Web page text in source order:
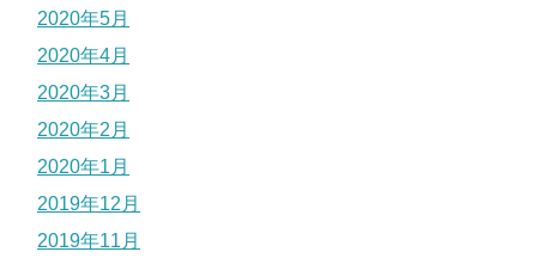
2020年5月
2020年4月
2020年3月
2020年2月
2020年1月
2019年12月
2019年11月